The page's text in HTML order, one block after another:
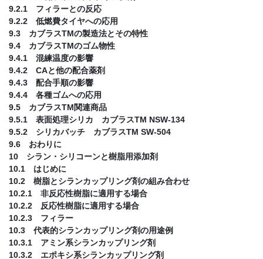
9.2.1 フィラーとの反応
9.2.2 低燃費タイヤへの応用
9.3 カブラスTMの製造法とその特性
9.4 カブラスTMのゴム物性
9.4.1 混練温度の影響
9.4.2 CAと他の配合薬剤
9.4.3 配合手順の影響
9.4.4 各種ゴムへの応用
9.5 カブラスTM関連商品
9.5.1 表面処理シリカ カブラスTM NSW-134
9.5.2 シリカバッチ カブラスTM SW-504
9.6 おわりに
10 シラン・シリコーンと樹脂用添加剤
10.1 はじめに
10.2 樹脂とシランカップリング剤の組み合わせ
10.2.1 非反応性樹脂に適用する場合
10.2.2 反応性樹脂に適用する場合
10.2.3 フィラー
10.3 代表的シランカップリング剤の用途例
10.3.1 アミン系シランカップリング剤
10.3.2 エポキシ系シランカップリング剤